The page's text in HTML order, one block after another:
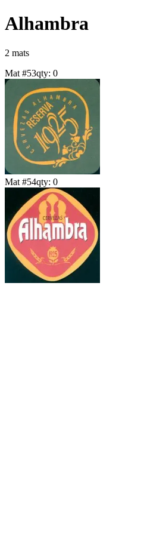
Alhambra
2 mats
Mat #53qty: 0
Mat #54qty: 0